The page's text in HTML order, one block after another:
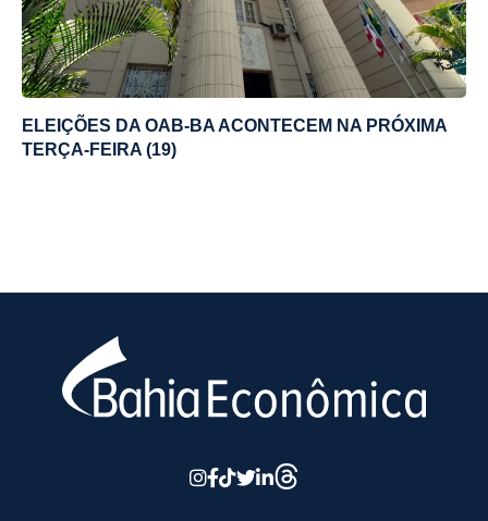
ELEIÇÕES DA OAB-BA ACONTECEM NA PRÓXIMA
TERÇA-FEIRA (19)